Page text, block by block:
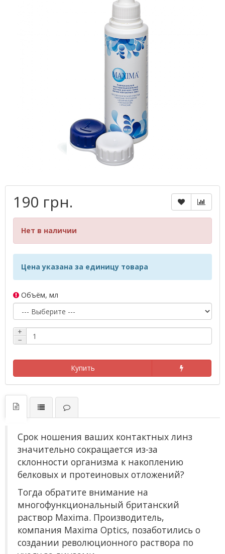
190 грн.
Нет в наличии
Цена указана за единицу товара
Объём, мл
+
−
Купить
Срок ношения ваших контактных линз
значительно сокращается из-за
склонности организма к накоплению
белковых и протеиновых отложений?
Тогда обратите внимание на
многофункциональный британский
раствор Maxima. Производитель,
компания Maxima Optics, позаботились о
создании революционного раствора по